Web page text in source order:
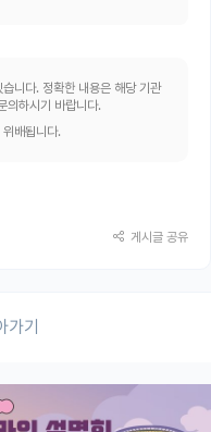
니다. 정확한 내용은 해당 기관
의하시기 바랍니다.
배됩니다.
게시글 공유
기